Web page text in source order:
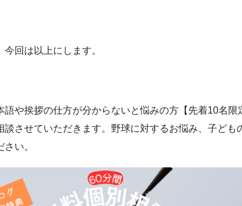
今回は以上にします。
語や挨拶の仕方が分からないと悩みの方【先着10名
談させていただきます。野球に対するお悩み、子ども
い。